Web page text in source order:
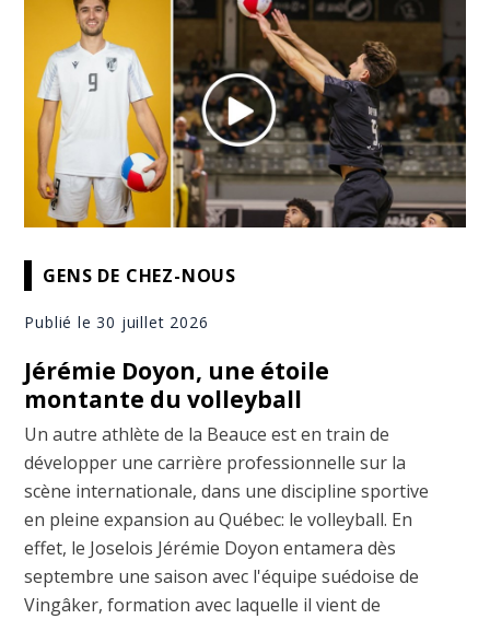
GENS DE CHEZ-NOUS
Publié le 30 juillet 2026
Jérémie Doyon, une étoile
montante du volleyball
Un autre athlète de la Beauce est en train de
développer une carrière professionnelle sur la
scène internationale, dans une discipline sportive
en pleine expansion au Québec: le volleyball. En
effet, le Joselois Jérémie Doyon entamera dès
septembre une saison avec l'équipe suédoise de
Vingâker, formation avec laquelle il vient de